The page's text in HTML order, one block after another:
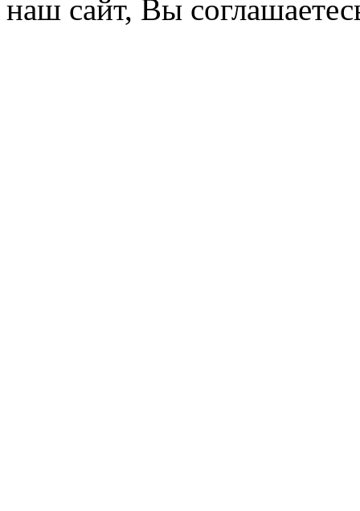
наш сайт, Вы